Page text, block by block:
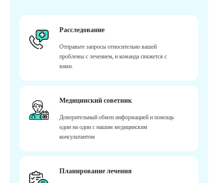
Расследование
Отправьте запросы относительно вашей
проблемы с лечением, и команда свяжется с
вами.
Медицинский советник
Доверительный обмен информацией и помощь
один на один с нашим медицинским
консультантом
Планирование лечения